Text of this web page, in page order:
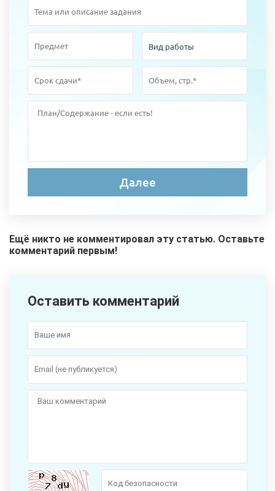
Ещё никто не комментировал эту статью. Оставьте
комментарий первым!
Оставить комментарий